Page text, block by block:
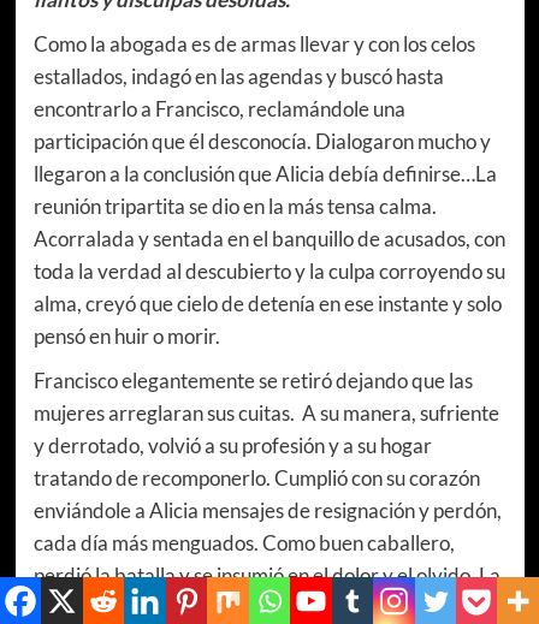
Como la abogada es de armas llevar y con los celos
estallados, indagó en las agendas y buscó hasta
encontrarlo a Francisco, reclamándole una
participación que él desconocía. Dialogaron mucho y
llegaron a la conclusión que Alicia debía definirse…La
reunión tripartita se dio en la más tensa calma.
Acorralada y sentada en el banquillo de acusados, con
toda la verdad al descubierto y la culpa corroyendo su
alma, creyó que cielo de detenía en ese instante y solo
pensó en huir o morir.
Francisco elegantemente se retiró dejando que las
mujeres arreglaran sus cuitas. A su manera, sufriente
y derrotado, volvió a su profesión y a su hogar
tratando de recomponerlo. Cumplió con su corazón
enviándole a Alicia mensajes de resignación y perdón,
cada día más menguados. Como buen caballero,
perdió la batalla y se insumió en el dolor y el olvido. La
resignación a veces llega pronto.